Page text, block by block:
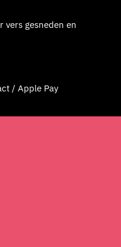
vers gesneden en
/ Apple Pay